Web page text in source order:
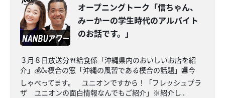
オープニングトーク「信ちゃん、
みーかーの学生時代のアルバイト
のお話です。」
３月８日放送分🍴給食係「沖縄県内のおいしいお店を紹
介」💰🍶模合の窓「沖縄の風習である模合の話題」🏬今
しゃべってます。 ユニオンですから！「フレッシュプラ
ザ ユニオンの面白情報なんでもご紹介」※紹介し...